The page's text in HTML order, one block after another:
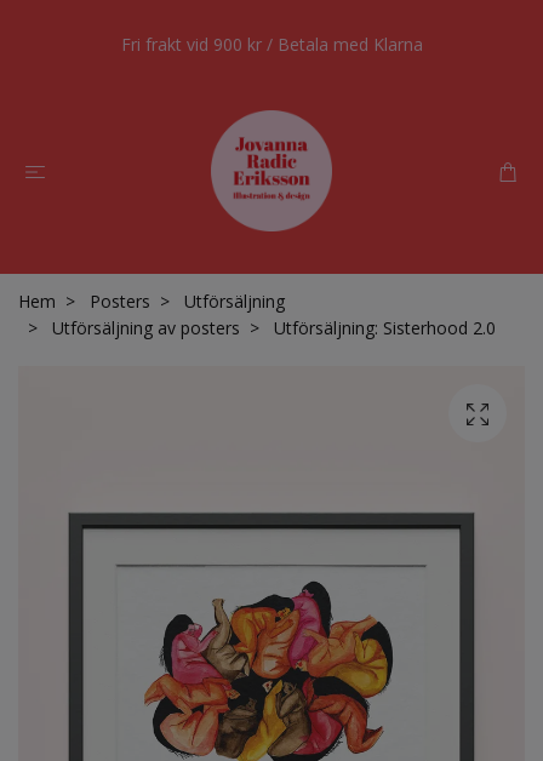
Fri frakt vid 900 kr / Betala med Klarna
Hem Posters
Utförsäljning
Utförsäljning av posters
Utförsäljning: Sisterhood 2.0